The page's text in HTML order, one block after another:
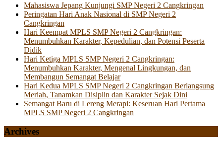
Mahasiswa Jepang Kunjungi SMP Negeri 2 Cangkringan
Peringatan Hari Anak Nasional di SMP Negeri 2
Cangkringan
Hari Keempat MPLS SMP Negeri 2 Cangkringan:
Menumbuhkan Karakter, Kepedulian, dan Potensi Peserta
Didik
Hari Ketiga MPLS SMP Negeri 2 Cangkringan:
Menumbuhkan Karakter, Mengenal Lingkungan, dan
Membangun Semangat Belajar
Hari Kedua MPLS SMP Negeri 2 Cangkringan Berlangsung
Meriah, Tanamkan Disiplin dan Karakter Sejak Dini
Semangat Baru di Lereng Merapi: Keseruan Hari Pertama
MPLS SMP Negeri 2 Cangkringan
Archives